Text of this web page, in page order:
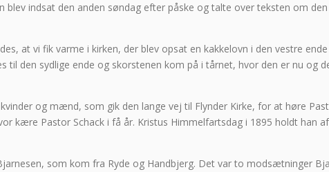
blev indsat den anden søndag efter påske og talte over teksten om
at vi fik varme i kirken, der blev opsat en kakkelovn i den vestre
til den sydlige ende og skorstenen kom på i tårnet, hvor den er nu og
og mænd, som gik den lange vej til Flynder Kirke, for at høre
kære Pastor Schack i få år. Kristus Himmelfartsdag i 1895 holdt han
som kom fra Ryde og Handbjerg. Det var to modsætninger